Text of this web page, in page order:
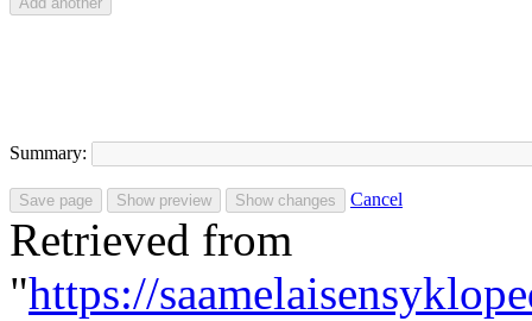
Summary:
Cancel
Retrieved from
"https://